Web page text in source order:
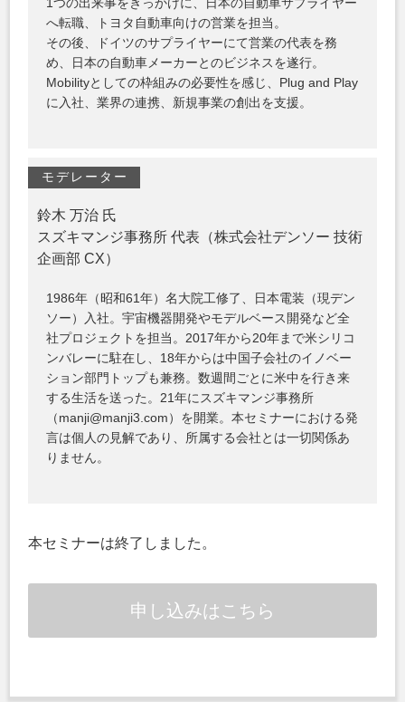
へ転職、トヨタ自動車向けの営業を担当。
その後、ドイツのサプライヤーにて営業の代表を務
め、日本の自動車メーカーとのビジネスを遂行。
Mobilityとしての枠組みの必要性を感じ、Plug and Play
に入社、業界の連携、新規事業の創出を支援。
モデレーター
鈴木 万治 氏
スズキマンジ事務所 代表（株式会社デンソー 技術
企画部 CX）
1986年（昭和61年）名大院工修了、日本電装（現デン
ソー）入社。宇宙機器開発やモデルベース開発など全
社プロジェクトを担当。2017年から20年まで米シリコ
ンバレーに駐在し、18年からは中国子会社のイノベー
ション部門トップも兼務。数週間ごとに米中を行き来
する生活を送った。21年にスズキマンジ事務所
（manji@manji3.com）を開業。本セミナーにおける発
言は個人の見解であり、所属する会社とは一切関係あ
りません。
本セミナーは終了しました。
申し込みはこちら